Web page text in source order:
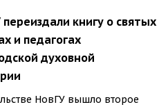
переиздали книгу о святых
и педагогах
духовной
НовГУ вышло второе